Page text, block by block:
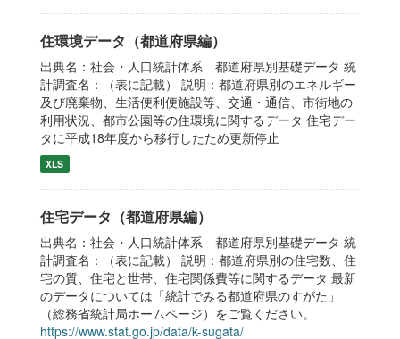
住環境データ（都道府県編）
出典名：社会・人口統計体系 都道府県別基礎データ 統
計調査名：（表に記載） 説明：都道府県別のエネルギー
及び廃棄物、生活便利便施設等、交通・通信、市街地の
利用状況、都市公園等の住環境に関するデータ 住宅デー
タに平成18年度から移行したため更新停止
XLS
住宅データ（都道府県編）
出典名：社会・人口統計体系 都道府県別基礎データ 統
計調査名：（表に記載） 説明：都道府県別の住宅数、住
宅の質、住宅と世帯、住宅関係費等に関するデータ 最新
のデータについては「統計でみる都道府県のすがた」
（総務省統計局ホームページ）をご覧ください。
https://www.stat.go.jp/data/k-sugata/